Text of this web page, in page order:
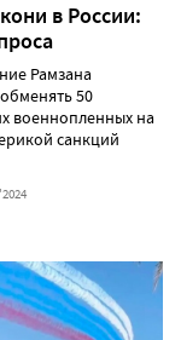
в России:
Рамзана
50
военнопленных на
санкций